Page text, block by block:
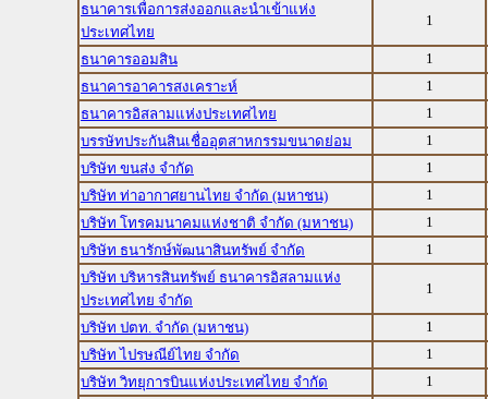
ธนาคารเพื่อการส่งออกและนำเข้าแห่ง
ประเทศไทย
1
ธนาคารออมสิน
1
ธนาคารอาคารสงเคราะห์
1
ธนาคารอิสลามแห่งประเทศไทย
1
บรรษัทประกันสินเชื่ออุตสาหกรรมขนาดย่อม
1
บริษัท ขนส่ง จำกัด
1
บริษัท ท่าอากาศยานไทย จำกัด (มหาชน)
1
บริษัท โทรคมนาคมแห่งชาติ จำกัด (มหาชน)
1
บริษัท ธนารักษ์พัฒนาสินทรัพย์ จำกัด
1
บริษัท บริหารสินทรัพย์ ธนาคารอิสลามแห่ง
ประเทศไทย จำกัด
1
บริษัท ปตท. จำกัด (มหาชน)
1
บริษัท ไปรษณีย์ไทย จำกัด
1
บริษัท วิทยุการบินแห่งประเทศไทย จำกัด
1